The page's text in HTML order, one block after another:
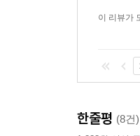
이 리뷰가
한줄평 (8건)